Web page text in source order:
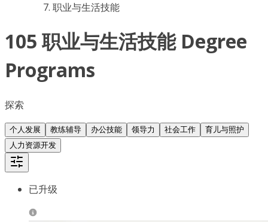
职业与生活技能
105 职业与生活技能 Degree
Programs
探索
个人发展 教练辅导 办公技能 领导力 社会工作
育儿与照护
人力资源开发
已升级